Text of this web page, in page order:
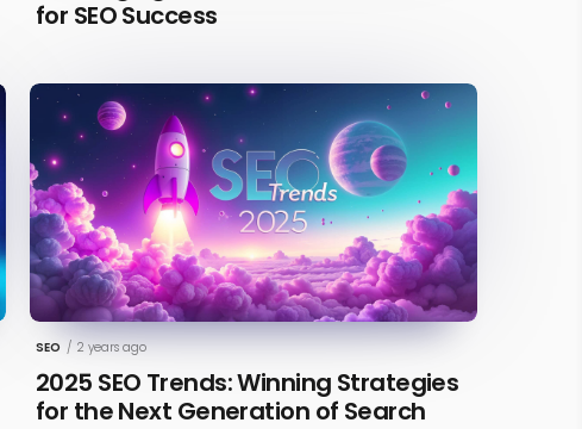
for SEO Success
SEO / 2 years ago
2025 SEO Trends: Winning Strategies
for the Next Generation of Search